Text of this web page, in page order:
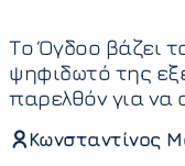
Το Όγδοο βάζει
ψηφιδωτό της
παρελθόν για να
Κωνσταντίνος